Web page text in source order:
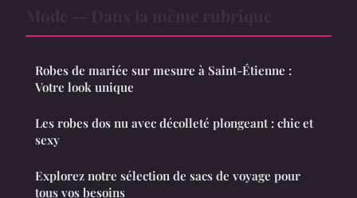
Robes de mariée sur mesure à Saint-Étienne :
Votre look unique
Les robes dos nu avec décolleté plongeant : chic et
sexy
Explorez notre sélection de sacs de voyage pour
tous vos besoins